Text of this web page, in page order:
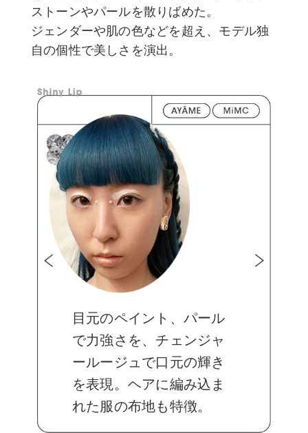
ストーンやパールを散りばめた。
ジェンダーや肌の色などを超え、モデル独
自の個性で美しさを演出。
目元のペイント、パール
で力強さを、チェンジャ
ールージュで口元の輝き
を表現。ヘアに編み込ま
れた服の布地も特徴。